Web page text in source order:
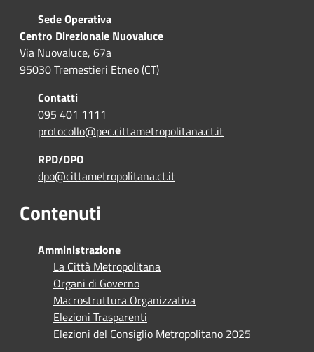
Sede Operativa
Centro Direzionale Nuovaluce
Via Nuovaluce, 67a
95030 Tremestieri Etneo (CT)
Contatti
095 401 1111
protocollo@pec.cittametropolitana.ct.it
RPD/DPO
dpo@cittametropolitana.ct.it
Contenuti
Amministrazione
La Città Metropolitana
Organi di Governo
Macrostruttura Organizzativa
Elezioni Trasparenti
Elezioni del Consiglio Metropolitano 2025